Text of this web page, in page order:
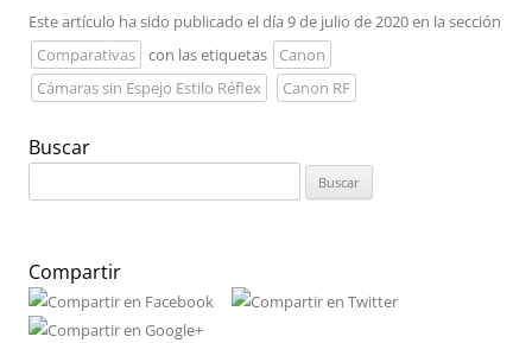
Este artículo ha sido publicado el día 9 de julio de 2020 en la sección
Comparativas
con las etiquetas
Canon
Cámaras sin Espejo Estilo Réflex
Canon RF
Buscar
Compartir